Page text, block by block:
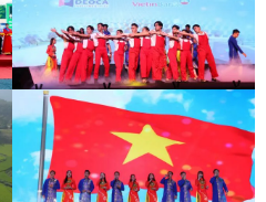
HOẠT ĐỘNG HỖ TRỢ ĐỘI XE CHỐNG
DỊCH
HOẠT ĐỘNG HỖ TRỢ ĐỘI XE CHỐNG
DỊCH